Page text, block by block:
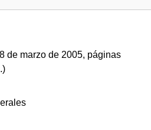
de marzo de 2005, páginas
)